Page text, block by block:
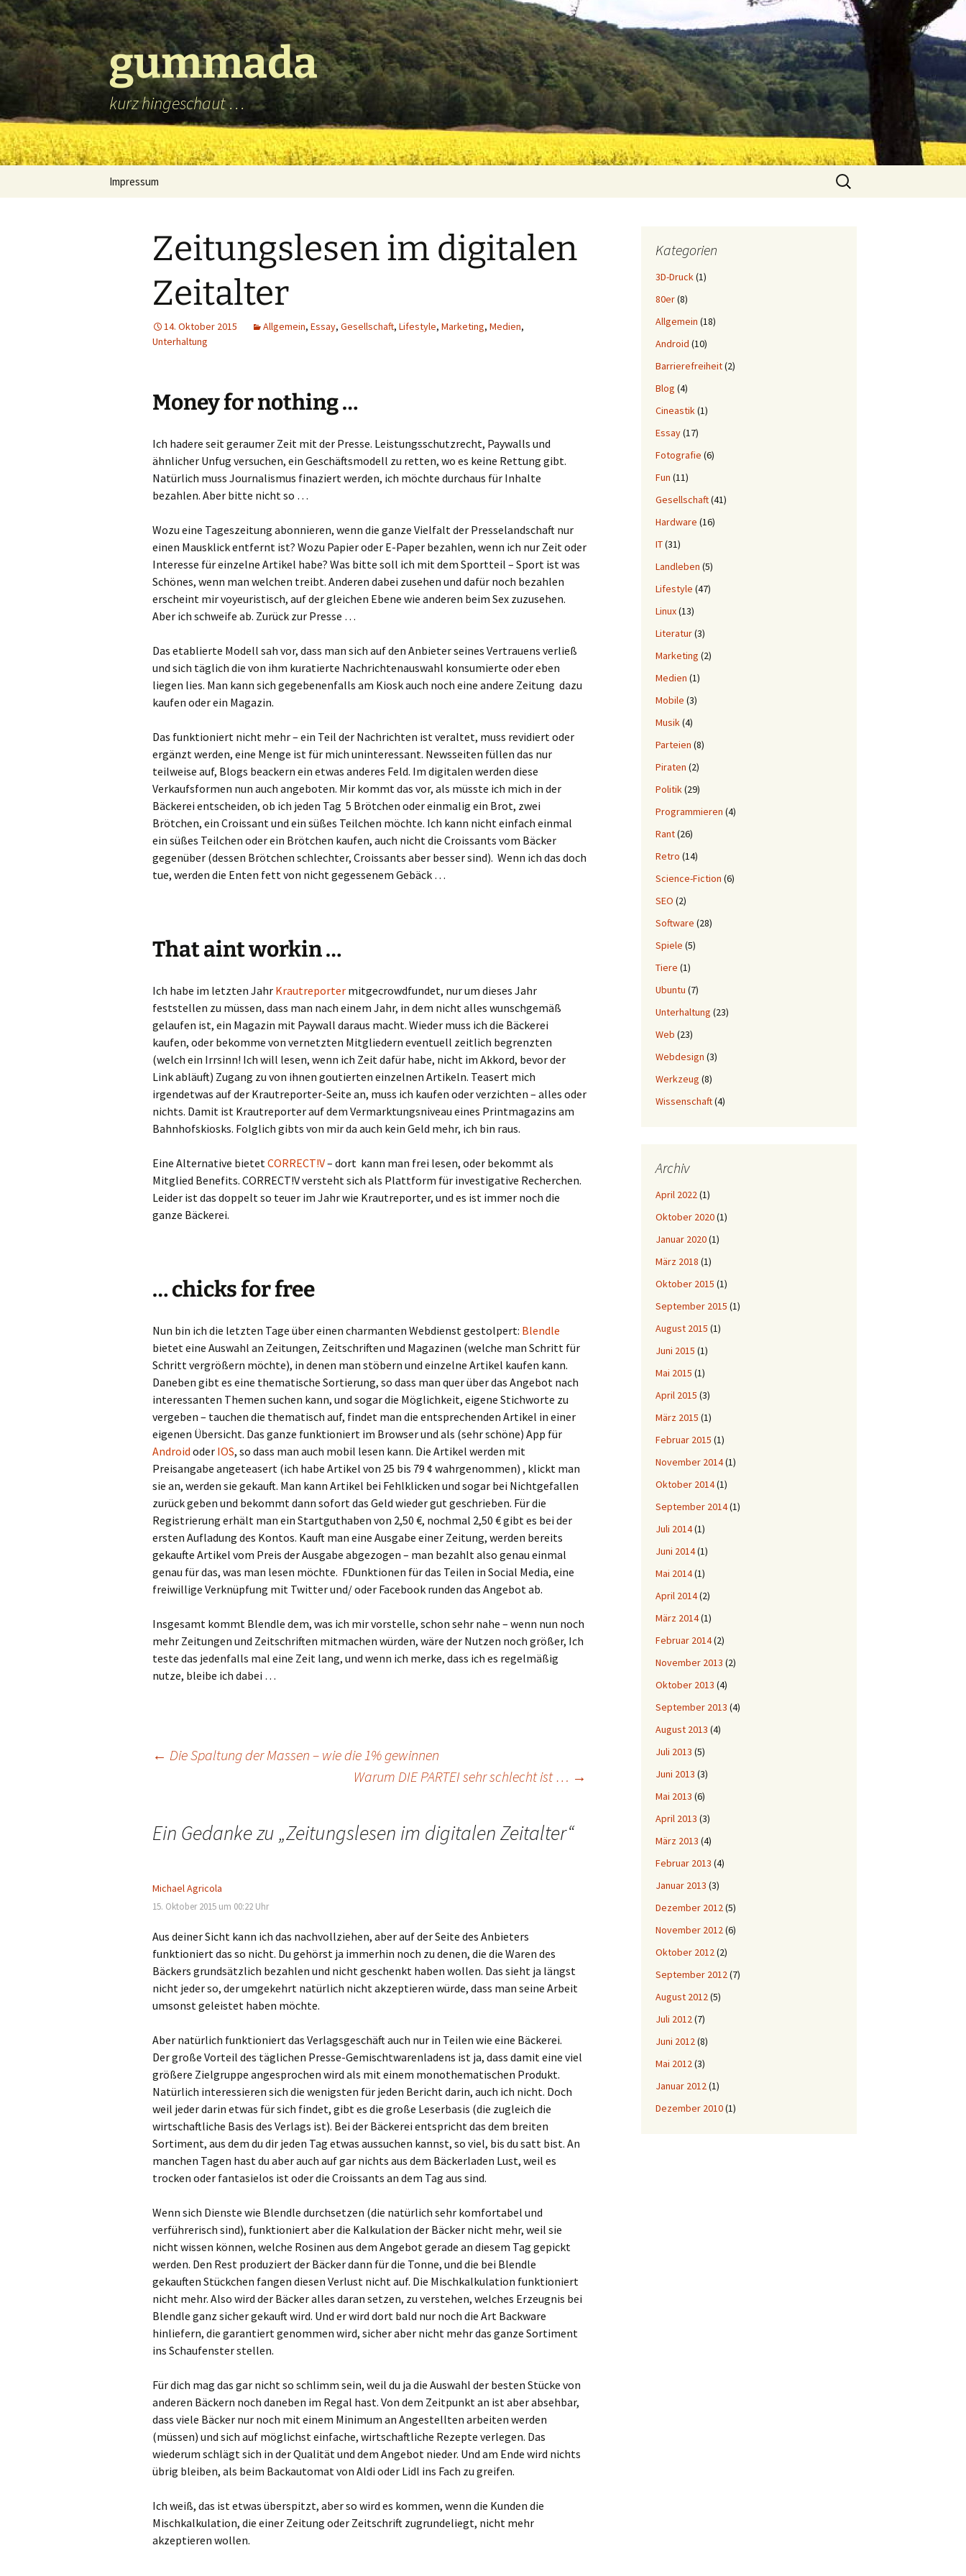
Zum
Inhalt
springen
gummada
kurz hingeschaut …
Impressum
Suchen
nach:
Zeitungslesen im digitalen
Zeitalter
14. Oktober 2015 Allgemein, Essay, Gesellschaft, Lifestyle, Marketing, Medien,
Unterhaltung
Money for nothing …
Ich hadere seit geraumer Zeit mit der Presse. Leistungsschutzrecht, Paywalls und
ähnlicher Unfug versuchen, ein Geschäftsmodell zu retten, wo es keine Rettung gibt.
Natürlich muss Journalismus finaziert werden, ich möchte durchaus für Inhalte
bezahlen. Aber bitte nicht so …
Wozu eine Tageszeitung abonnieren, wenn die ganze Vielfalt der Presselandschaft nur
einen Mausklick entfernt ist? Wozu Papier oder E-Paper bezahlen, wenn ich nur Zeit oder
Interesse für einzelne Artikel habe? Was bitte soll ich mit dem Sportteil – Sport ist was
Schönes, wenn man welchen treibt. Anderen dabei zusehen und dafür noch bezahlen
erscheint mir voyeuristisch, auf der gleichen Ebene wie anderen beim Sex zuzusehen.
Aber ich schweife ab. Zurück zur Presse …
Das etablierte Modell sah vor, dass man sich auf den Anbieter seines Vertrauens verließ
und sich täglich die von ihm kuratierte Nachrichtenauswahl konsumierte oder eben
liegen lies. Man kann sich gegebenenfalls am Kiosk auch noch eine andere Zeitung dazu
kaufen oder ein Magazin.
Das funktioniert nicht mehr – ein Teil der Nachrichten ist veraltet, muss revidiert oder
ergänzt werden, eine Menge ist für mich uninteressant. Newsseiten füllen das nur
teilweise auf, Blogs beackern ein etwas anderes Feld. Im digitalen werden diese
Verkaufsformen nun auch angeboten. Mir kommt das vor, als müsste ich mich in der
Bäckerei entscheiden, ob ich jeden Tag 5 Brötchen oder einmalig ein Brot, zwei
Brötchen, ein Croissant und ein süßes Teilchen möchte. Ich kann nicht einfach einmal
ein süßes Teilchen oder ein Brötchen kaufen, auch nicht die Croissants vom Bäcker
gegenüber (dessen Brötchen schlechter, Croissants aber besser sind). Wenn ich das doch
tue, werden die Enten fett von nicht gegessenem Gebäck …
That aint workin …
Ich habe im letzten Jahr Krautreporter mitgecrowdfundet, nur um dieses Jahr
feststellen zu müssen, dass man nach einem Jahr, in dem nicht alles wunschgemäß
gelaufen ist, ein Magazin mit Paywall daraus macht. Wieder muss ich die Bäckerei
kaufen, oder bekomme von vernetzten Mitgliedern eventuell zeitlich begrenzten
(welch ein Irrsinn! Ich will lesen, wenn ich Zeit dafür habe, nicht im Akkord, bevor der
Link abläuft) Zugang zu von ihnen goutierten einzelnen Artikeln. Teasert mich
irgendetwas auf der Krautreporter-Seite an, muss ich kaufen oder verzichten – alles oder
nichts. Damit ist Krautreporter auf dem Vermarktungsniveau eines Printmagazins am
Bahnhofskiosks. Folglich gibts von mir da auch kein Geld mehr, ich bin raus.
Eine Alternative bietetCORRECT!V– dort kann man frei lesen, oder bekommt als
Mitglied Benefits. CORRECT!V versteht sich als Plattform für investigative Recherchen.
Leider ist das doppelt so teuer im Jahr wie Krautreporter, und es ist immer noch die
ganze Bäckerei.
… chicks for free
Nun bin ich die letzten Tage über einen charmanten Webdienst gestolpert: Blendle
bietet eine Auswahl an Zeitungen, Zeitschriften und Magazinen (welche man Schritt für
Schritt vergrößern möchte), in denen man stöbern und einzelne Artikel kaufen kann.
Daneben gibt es eine thematische Sortierung, so dass man quer über das Angebot nach
interessanten Themen suchen kann, und sogar die Möglichkeit, eigene Stichworte zu
vergeben – tauchen die thematisch auf, findet man die entsprechenden Artikel in einer
eigenen Übersicht. Das ganze funktioniert im Browser und als (sehr schöne) App für
Android oder IOS, so dass man auch mobil lesen kann. Die Artikel werden mit
Preisangabe angeteasert (ich habe Artikel von 25 bis 79 ¢ wahrgenommen) , klickt man
sie an, werden sie gekauft. Man kann Artikel bei Fehlklicken und sogar bei Nichtgefallen
zurück geben und bekommt dann sofort das Geld wieder gut geschrieben. Für die
Registrierung erhält man ein Startguthaben von 2,50 €, nochmal 2,50 € gibt es bei der
ersten Aufladung des Kontos. Kauft man eine Ausgabe einer Zeitung, werden bereits
gekaufte Artikel vom Preis der Ausgabe abgezogen – man bezahlt also genau einmal
genau für das, was man lesen möchte. FDunktionen für das Teilen in Social Media, eine
freiwillige Verknüpfung mit Twitter und/ oder Facebook runden das Angebot ab.
Insgesamt kommt Blendle dem, was ich mir vorstelle, schon sehr nahe – wenn nun noch
mehr Zeitungen und Zeitschriften mitmachen würden, wäre der Nutzen noch größer, Ich
teste das jedenfalls mal eine Zeit lang, und wenn ich merke, dass ich es regelmäßig
nutze, bleibe ich dabei …
Beitragsnavigation
← Die Spaltung der Massen – wie die 1% gewinnen
Warum DIE PARTEI sehr schlecht ist … →
Ein Gedanke zu „Zeitungslesen im digitalen Zeitalter“
Michael Agricola
15. Oktober 2015 um 00:22 Uhr
Aus deiner Sicht kann ich das nachvollziehen, aber auf der Seite des Anbieters
funktioniert das so nicht. Du gehörst ja immerhin noch zu denen, die die Waren des
Bäckers grundsätzlich bezahlen und nicht geschenkt haben wollen. Das sieht ja längst
nicht jeder so, der umgekehrt natürlich nicht akzeptieren würde, dass man seine Arbeit
umsonst geleistet haben möchte.
Aber natürlich funktioniert das Verlagsgeschäft auch nur in Teilen wie eine Bäckerei.
Der große Vorteil des täglichen Presse-Gemischtwarenladens ist ja, dass damit eine viel
größere Zielgruppe angesprochen wird als mit einem monothematischen Produkt.
Natürlich interessieren sich die wenigsten für jeden Bericht darin, auch ich nicht. Doch
weil jeder darin etwas für sich findet, gibt es die große Leserbasis (die zugleich die
wirtschaftliche Basis des Verlags ist). Bei der Bäckerei entspricht das dem breiten
Sortiment, aus dem du dir jeden Tag etwas aussuchen kannst, so viel, bis du satt bist. An
manchen Tagen hast du aber auch auf gar nichts aus dem Bäckerladen Lust, weil es
trocken oder fantasielos ist oder die Croissants an dem Tag aus sind.
Wenn sich Dienste wie Blendle durchsetzen (die natürlich sehr komfortabel und
verführerisch sind), funktioniert aber die Kalkulation der Bäcker nicht mehr, weil sie
nicht wissen können, welche Rosinen aus dem Angebot gerade an diesem Tag gepickt
werden. Den Rest produziert der Bäcker dann für die Tonne, und die bei Blendle
gekauften Stückchen fangen diesen Verlust nicht auf. Die Mischkalkulation funktioniert
nicht mehr. Also wird der Bäcker alles daran setzen, zu verstehen, welches Erzeugnis bei
Blendle ganz sicher gekauft wird. Und er wird dort bald nur noch die Art Backware
hinliefern, die garantiert genommen wird, sicher aber nicht mehr das ganze Sortiment
ins Schaufenster stellen.
Für dich mag das gar nicht so schlimm sein, weil du ja die Auswahl der besten Stücke von
anderen Bäckern noch daneben im Regal hast. Von dem Zeitpunkt an ist aber absehbar,
dass viele Bäcker nur noch mit einem Minimum an Angestellten arbeiten werden
(müssen) und sich auf möglichst einfache, wirtschaftliche Rezepte verlegen. Das
wiederum schlägt sich in der Qualität und dem Angebot nieder. Und am Ende wird nichts
übrig bleiben, als beim Backautomat von Aldi oder Lidl ins Fach zu greifen.
Ich weiß, das ist etwas überspitzt, aber so wird es kommen, wenn die Kunden die
Mischkalkulation, die einer Zeitung oder Zeitschrift zugrundeliegt, nicht mehr
akzeptieren wollen.
Kategorien
3D-Druck(1)
80er(8)
Allgemein (18)
Android (10)
Barrierefreiheit(2)
Blog (4)
Cineastik(1)
Essay(17)
Fotografie (6)
Fun (11)
Gesellschaft(41)
Hardware (16)
IT(31)
Landleben (5)
Lifestyle (47)
Linux(13)
Literatur(3)
Marketing (2)
Medien (1)
Mobile (3)
Musik(4)
Parteien (8)
Piraten (2)
Politik(29)
Programmieren (4)
Rant(26)
Retro (14)
Science-Fiction (6)
SEO (2)
Software (28)
Spiele (5)
Tiere (1)
Ubuntu (7)
Unterhaltung (23)
Web (23)
Webdesign (3)
Werkzeug (8)
Wissenschaft(4)
Archiv
April 2022(1)
Oktober 2020(1)
Januar 2020(1)
März 2018 (1)
Oktober 2015 (1)
September 2015 (1)
August 2015 (1)
Juni 2015 (1)
Mai 2015 (1)
April 2015 (3)
März 2015 (1)
Februar 2015 (1)
November 2014(1)
Oktober 2014(1)
September 2014(1)
Juli 2014(1)
Juni 2014(1)
Mai 2014(1)
April 2014(2)
März 2014(1)
Februar 2014(2)
November 2013 (2)
Oktober 2013 (4)
September 2013 (4)
August 2013 (4)
Juli 2013 (5)
Juni 2013 (3)
Mai 2013 (6)
April 2013 (3)
März 2013 (4)
Februar 2013 (4)
Januar 2013 (3)
Dezember 2012(5)
November 2012(6)
Oktober 2012(2)
September 2012(7)
August 2012(5)
Juli 2012(7)
Juni 2012(8)
Mai 2012(3)
Januar 2012(1)
Dezember 2010(1)